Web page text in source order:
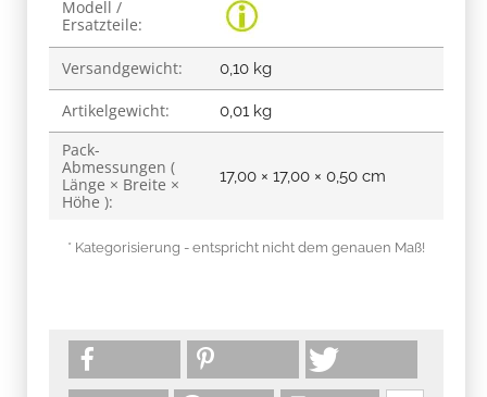
Produkteigenschaft
Wert
Modell /
Ersatzteile:
Versandgewicht: 0,10 kg
Artikelgewicht: 0,01 kg
Pack-
Abmessungen (
Länge × Breite ×
Höhe ):
17,00 × 17,00 × 0,50 cm
* Kategorisierung - entspricht nicht dem genauen Maß!